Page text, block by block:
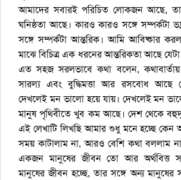
আমাদের সবারই পরিচিত লোকজন আছে,
ঘনিষ্ঠতা আছে। কারও কারও সঙ্গে সম্পর্কটা
সঙ্গে সম্পর্কটা আন্তরিক। আমি আবিষ্কার
মাঝে বিচিত্র এক ধরনের আন্তরিকতা আছে
এত সহজ সরলভাবে কথা বলেন,
সারল্য এবং বুদ্ধিমত্তা আর রসবোধ আছে
দেখলেই মন ভালো হয়ে যায়। দেখলেই মন
মানুষ পৃথিবীতে খুব কম আছে। দেশ থেকে
এই লেখাটি লিখছি আমার শুধু মনে হচ্ছে কেন
সময় কাটালাম না, আরও বেশি কথা বললাম
একজন মানুষের জীবন তো আর অর্থবিত্ত
মানুষের জীবন হচ্ছে, তার সঙ্গে অন্য মানুষের